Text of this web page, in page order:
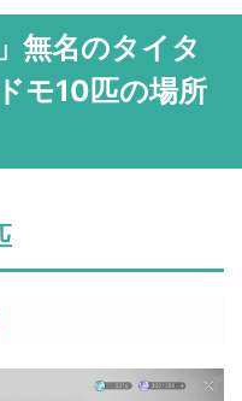
無名のタイタ
モ10匹の場所